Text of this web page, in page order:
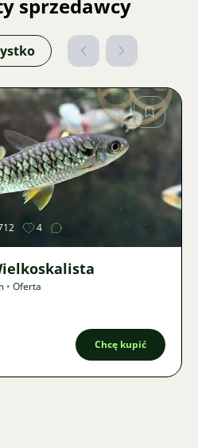
sprzedawcy
Zdjęcie
4
• Oferta
Chcę kupić